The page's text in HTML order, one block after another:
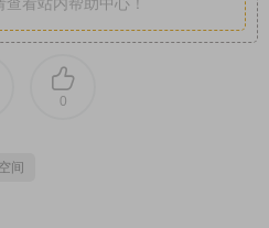
0
间